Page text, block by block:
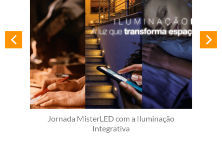
Jornada MisterLED com a Iluminação
Integrativa